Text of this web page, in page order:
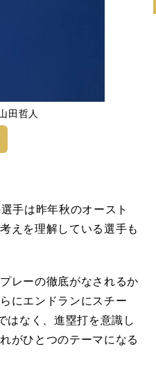
田哲人
手は昨年秋のオースト
えを理解している選手も
レーの徹底がなされるか
にエンドランにスチー
はなく、進塁打を意識し
がひとつのテーマになる